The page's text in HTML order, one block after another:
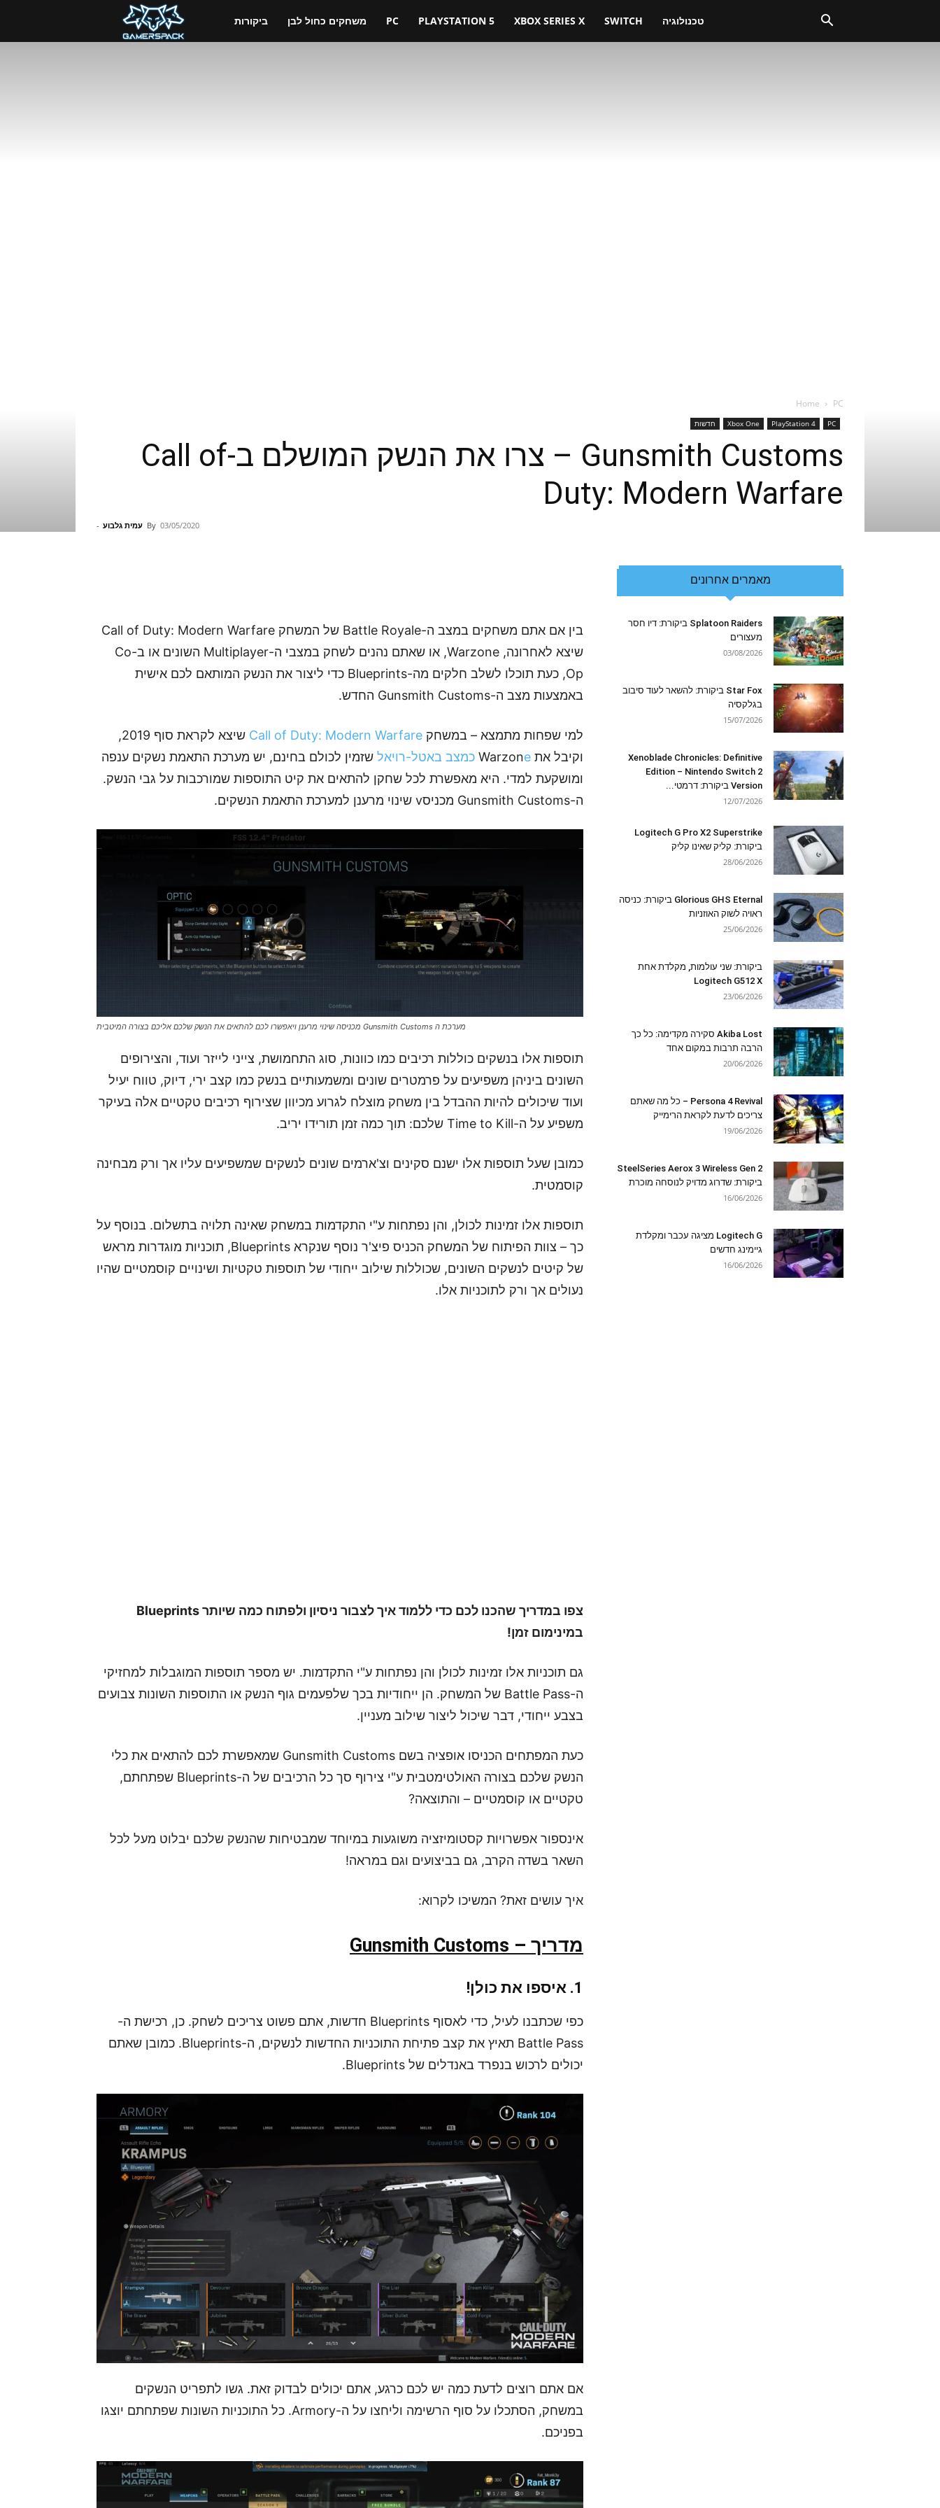
ביקורות משחקים כחול לבן PC PLAYSTATION 5 XBOX SERIES X SWITCH טכנולוגיה
Home PC
PC
PlayStation 4
Xbox One חדשות
Gunsmith Customs – צרו את הנשק המושלם ב-Call of
Duty: Modern Warfare
By עמית גלבוע - 03/05/2020
בין אם אתם משחקים במצב ה-Battle Royale של המשחק Call of Duty: Modern Warfare
שיצא לאחרונה, Warzone, או שאתם נהנים לשחק במצבי ה-Multiplayer השונים או בCo-
Op, כעת תוכלו לשלב חלקים מה-Blueprints כדי ליצור את הנשק המותאם לכם אישית
באמצעות מצב ה-Gunsmith Customs החדש.
למי שפחות מתמצא – במשחק Call of Duty: Modern Warfare
שיצא לקראת סוף 2019,
וקיבל את Warzon e כמצב באטל-רויאל
שזמין לכולם בחינם, יש מערכת התאמת נשקים ענפה
ומושקעת למדי. היא מאפשרת לכל שחקן להתאים את קיט התוספות שמורכבות על גבי הנשק.
ה-Gunsmith Customs מכניסv שינוי מרענן למערכת התאמת הנשקים.
מערכת ה Gunsmith Customs מכניסה שינוי מרענן ויאפשרו לכם להתאים את הנשק שלכם אליכם בצורה המיטבית
תוספות אלו בנשקים כוללות רכיבים כמו כוונות, סוג התחמושת, צייני לייזר ועוד, והצירופים
השונים ביניהן משפיעים על פרמטרים שונים ומשמעותיים בנשק כמו קצב ירי, דיוק, טווח יעיל
ועוד שיכולים להיות ההבדל בין משחק מוצלח לגרוע מכיוון שצירוף רכיבים טקטיים אלה בעיקר
משפיע על ה-Time to Kill שלכם: תוך כמה זמן תורידו יריב.
כמובן שעל תוספות אלו ישנם סקינים וצ'ארמים שונים לנשקים שמשפיעים עליו אך ורק מבחינה
קוסמטית.
תוספות אלו זמינות לכולן, והן נפתחות ע"י התקדמות במשחק שאינה תלויה בתשלום. בנוסף על
כך – צוות הפיתוח של המשחק הכניס פיצ'ר נוסף שנקרא Blueprints, תוכניות מוגדרות מראש
של קיטים לנשקים השונים, שכוללות שילוב ייחודי של תוספות טקטיות ושינויים קוסמטיים שהיו
נעולים אך ורק לתוכניות אלו.
צפו במדריך שהכנו לכם כדי ללמוד איך לצבור ניסיון ולפתוח כמה שיותר Blueprints
במינימום זמן!
גם תוכניות אלו זמינות לכולן והן נפתחות ע"י התקדמות. יש מספר תוספות המוגבלות למחזיקי
ה-Battle Pass של המשחק. הן ייחודיות בכך שלפעמים גוף הנשק או התוספות השונות צבועים
בצבע ייחודי, דבר שיכול ליצור שילוב מעניין.
כעת המפתחים הכניסו אופציה בשם Gunsmith Customs שמאפשרת לכם להתאים את כלי
הנשק שלכם בצורה האולטימטבית ע"י צירוף סך כל הרכיבים של ה-Blueprints שפתחתם,
טקטיים או קוסמטיים – והתוצאה?
אינספור אפשרויות קסטומיזציה משוגעות במיוחד שמבטיחות שהנשק שלכם יבלוט מעל לכל
השאר בשדה הקרב, גם בביצועים וגם במראה!
איך עושים זאת? המשיכו לקרוא:
מדריך – Gunsmith Customs
1. איספו את כולן!
כפי שכתבנו לעיל, כדי לאסוף Blueprints חדשות, אתם פשוט צריכים לשחק. כן, רכישת ה-
Battle Pass תאיץ את קצב פתיחת התוכניות החדשות לנשקים, ה-Blueprints. כמובן שאתם
יכולים לרכוש בנפרד באנדלים של Blueprints.
אם אתם רוצים לדעת כמה יש לכם כרגע, אתם יכולים לבדוק זאת. גשו לתפריט הנשקים
במשחק, הסתכלו על סוף הרשימה וליחצו על ה-Armory. כל התוכניות השונות שפתחתם יוצגו
בפניכם.
מאמרים אחרונים
Splatoon Raiders ביקורת: דיו חסר
מעצורים
03/08/2026
Star Fox ביקורת: להשאר לעוד סיבוב
בגלקסיה
15/07/2026
Xenoblade Chronicles: Definitive
Edition – Nintendo Switch 2
Version ביקורת: דרמטי...
12/07/2026
Logitech G Pro X2 Superstrike
ביקורת: קליק שאינו קליק
28/06/2026
Glorious GHS Eternal ביקורת: כניסה
ראויה לשוק האוזניות
25/06/2026
ביקורת: שני עולמות, מקלדת אחת
Logitech G512 X
23/06/2026
Akiba Lost סקירה מקדימה: כל כך
הרבה תרבות במקום אחד
20/06/2026
Persona 4 Revival – כל מה שאתם
צריכים לדעת לקראת הרימייק
19/06/2026
SteelSeries Aerox 3 Wireless Gen 2
ביקורת: שדרוג מדויק לנוסחה מוכרת
16/06/2026
Logitech G מציגה עכבר ומקלדת
גיימינג חדשים
16/06/2026